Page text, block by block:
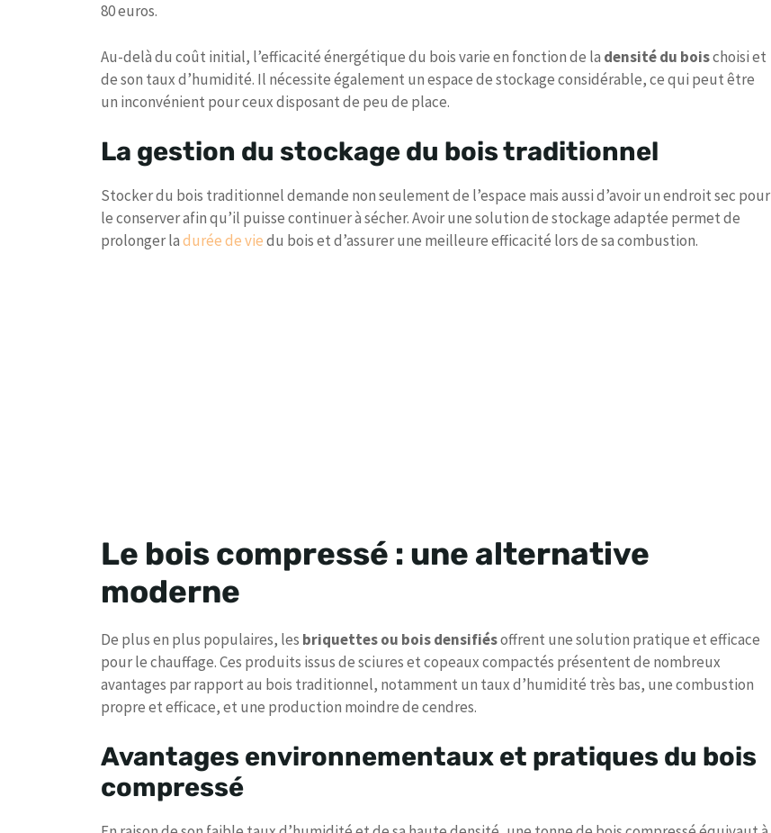
80 euros.
Au-delà du coût initial, l’efficacité énergétique du bois varie en fonction de la densité du boischoisi et
de son taux d’humidité. Il nécessite également un espace de stockage considérable, ce qui peut être
un inconvénient pour ceux disposant de peu de place.
La gestion du stockage du bois traditionnel
Stocker du bois traditionnel demande non seulement de l’espace mais aussi d’avoir un endroit sec pour
le conserver afin qu’il puisse continuer à sécher. Avoir une solution de stockage adaptée permet de
prolonger ladurée de viedu bois et d’assurer une meilleure efficacité lors de sa combustion.
Le bois compressé : une alternative
moderne
De plus en plus populaires, les briquettes ou bois densifiésoffrent une solution pratique et efficace
pour le chauffage. Ces produits issus de sciures et copeaux compactés présentent de nombreux
avantages par rapport au bois traditionnel, notamment un taux d’humidité très bas, une combustion
propre et efficace, et une production moindre de cendres.
Avantages environnementaux et pratiques du bois
compressé